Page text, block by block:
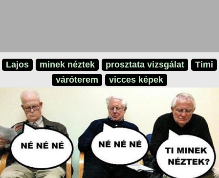
Lajos minek néztek prosztata vizsgálat
Timi
váróterem
vicces képek